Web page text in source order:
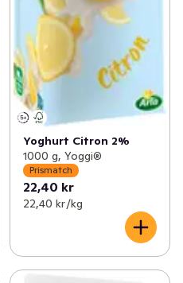
Yoghurt Citron 2%
1000 g, Yoggi®
Prismatch
22,40 kr
22,40 kr /kg